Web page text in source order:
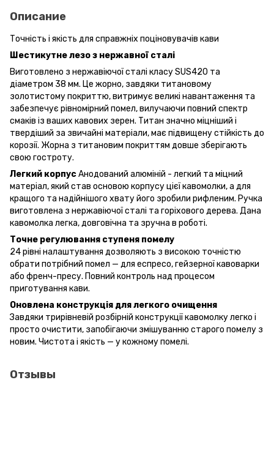
Описание
Точність і якість для справжніх поціновувачів кави
Шестикутне лезо з нержавної сталі
Виготовлено з нержавіючої сталі класу SUS420 та
діаметром 38 мм. Це жорно, завдяки титановому
золотистому покриттю, витримує великі навантаження та
забезпечує рівномірний помел, вилучаючи повний спектр
смаків із ваших кавових зерен. Титан значно міцніший і
твердіший за звичайні матеріали, має підвищену стійкість до
корозії. Жорна з титановим покриттям довше зберігають
свою гостроту.
Легкий корпусАнодований алюміній - легкий та міцний
матеріал, який став основою корпусу цієї кавомолки, а для
кращого та надійнішого хвату його зробили рифленим. Ручка
виготовлена з нержавіючої сталі та горіхового дерева. Дана
кавомолка легка, довговічна та зручна в роботі.
Точне регулювання ступеня помелу
24 рівні налаштування дозволяють з високою точністю
обрати потрібний помел — для еспресо, гейзерної кавоварки
або френч-пресу. Повний контроль над процесом
приготування кави.
Оновлена конструкція для легкого очищення
Завдяки трирівневій розбірній конструкції кавомолку легко і
просто очистити, запобігаючи змішуванню старого помелу з
новим. Чистота і якість — у кожному помелі.
Отзывы